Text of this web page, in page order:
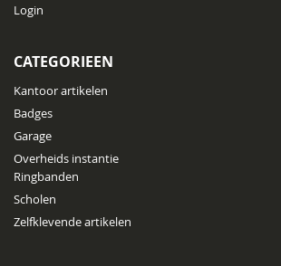
Login
CATEGORIEEN
Kantoor artikelen
Badges
Garage
Overheids instantie
Ringbanden
Scholen
Zelfklevende artikelen